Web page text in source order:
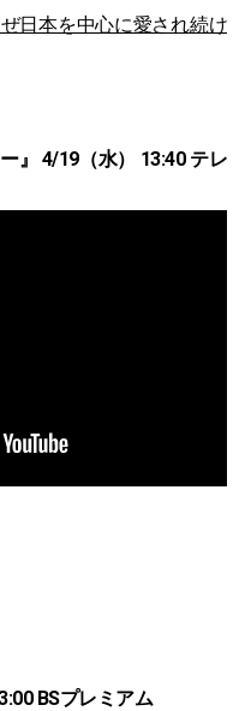
日本を中心に愛され続け
』 4/19（水） 13:40 テレ
BSプレミアム